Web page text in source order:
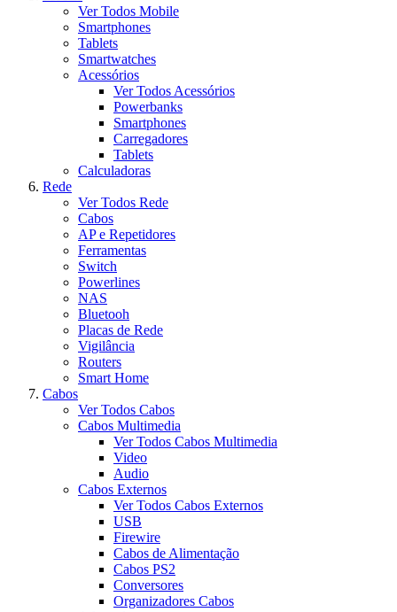
Ver Todos Mobile
Smartphones
Tablets
Smartwatches
Acessórios
Ver Todos Acessórios
Powerbanks
Smartphones
Carregadores
Tablets
Calculadoras
Rede
Ver Todos Rede
Cabos
AP e Repetidores
Ferramentas
Switch
Powerlines
NAS
Bluetooh
Placas de Rede
Vigilância
Routers
Smart Home
Cabos
Ver Todos Cabos
Cabos Multimedia
Ver Todos Cabos Multimedia
Video
Audio
Cabos Externos
Ver Todos Cabos Externos
USB
Firewire
Cabos de Alimentação
Cabos PS2
Conversores
Organizadores Cabos